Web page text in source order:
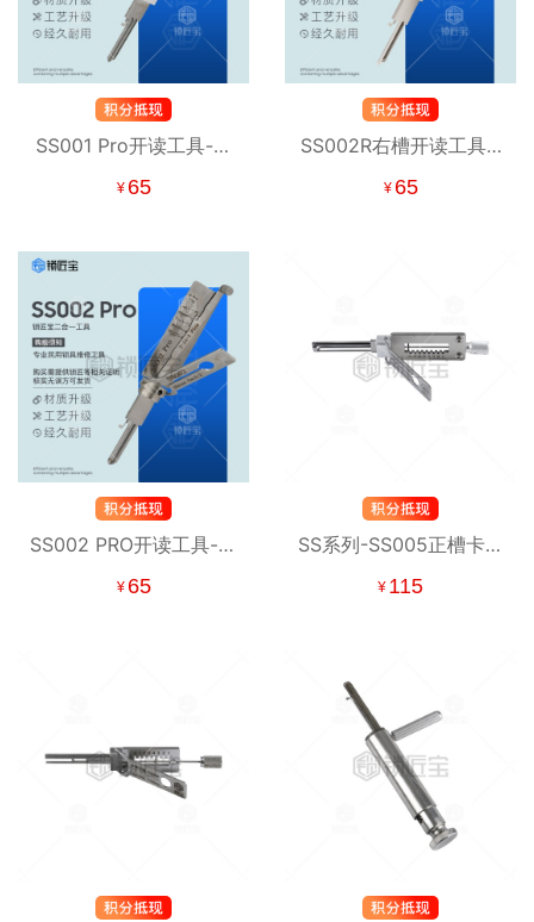
SS001 Pro开读工具-防
火门、牛头民用锁系列
¥ 65
SS002R右槽开读工具 -
大连狮子、LION、反S
¥ 65
SS002 PRO开读工具-电
控锁、固力 S槽 民用锁
¥ 65
SS系列-SS005正槽卡巴
锁二合一 民用锁
¥ 115